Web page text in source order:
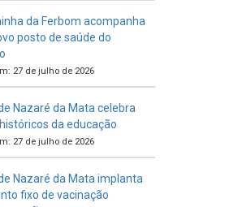
da Ferbom acompanha
posto de saúde do
27 de julho de 2026
Nazaré da Mata celebra
da educação
27 de julho de 2026
Nazaré da Mata implanta
fixo de vacinação